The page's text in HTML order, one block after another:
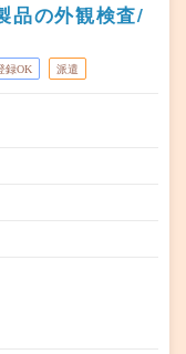
品の外観検査/
録OK 派遣